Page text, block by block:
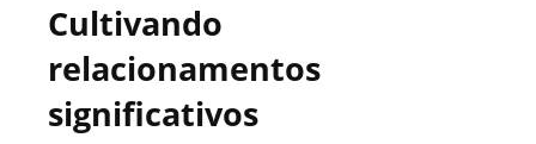
Cultivando
relacionamentos
significativos